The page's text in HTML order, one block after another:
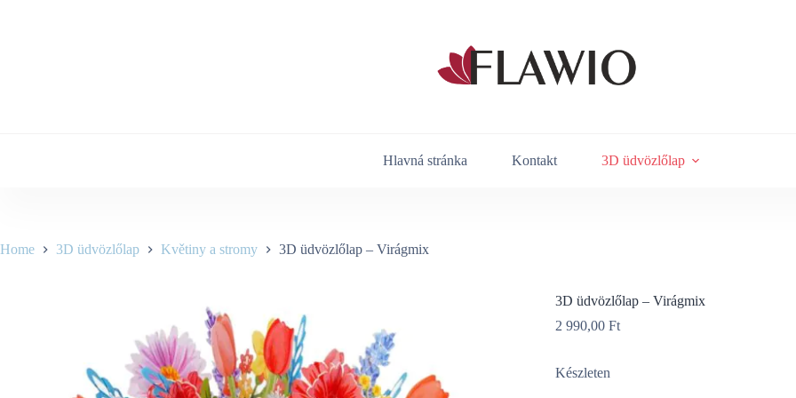
Hlavná stránka Kontakt 3D üdvözlőlap
Home 3D üdvözlőlap Květiny a stromy 3D üdvözlőlap – Virágmix
3D üdvözlőlap – Virágmix
2 990,00 Ft
Készleten